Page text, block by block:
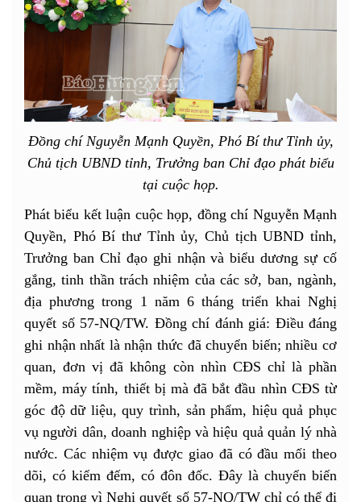
Đồng chí Nguyễn Mạnh Quyền, Phó Bí thư Tỉnh ủy,
Chủ tịch UBND tỉnh, Trưởng ban Chỉ đạo phát biểu
tại cuộc họp.
Phát biểu kết luận cuộc họp, đồng chí Nguyễn Mạnh
Quyền, Phó Bí thư Tỉnh ủy, Chủ tịch UBND tỉnh,
Trưởng ban Chỉ đạo ghi nhận và biểu dương sự cố
gắng, tinh thần trách nhiệm của các sở, ban, ngành,
địa phương trong 1 năm 6 tháng triển khai Nghị
quyết số 57-NQ/TW. Đồng chí đánh giá: Điều đáng
ghi nhận nhất là nhận thức đã chuyển biến; nhiều cơ
quan, đơn vị đã không còn nhìn CĐS chỉ là phần
mềm, máy tính, thiết bị mà đã bắt đầu nhìn CĐS từ
góc độ dữ liệu, quy trình, sản phẩm, hiệu quả phục
vụ người dân, doanh nghiệp và hiệu quả quản lý nhà
nước. Các nhiệm vụ được giao đã có đầu mối theo
dõi, có kiểm đếm, có đôn đốc. Đây là chuyển biến
quan trọng vì Nghị quyết số 57-NQ/TW chỉ có thể đi